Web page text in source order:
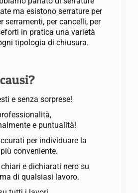
ma esistono serrature per
serramenti, per cancelli, per
in pratica una varietà
tipologia di chiusura.
e senza sorprese!
e puntualità!
per individuare la
conveniente.
e dichiarati nero su
di qualsiasi lavoro.